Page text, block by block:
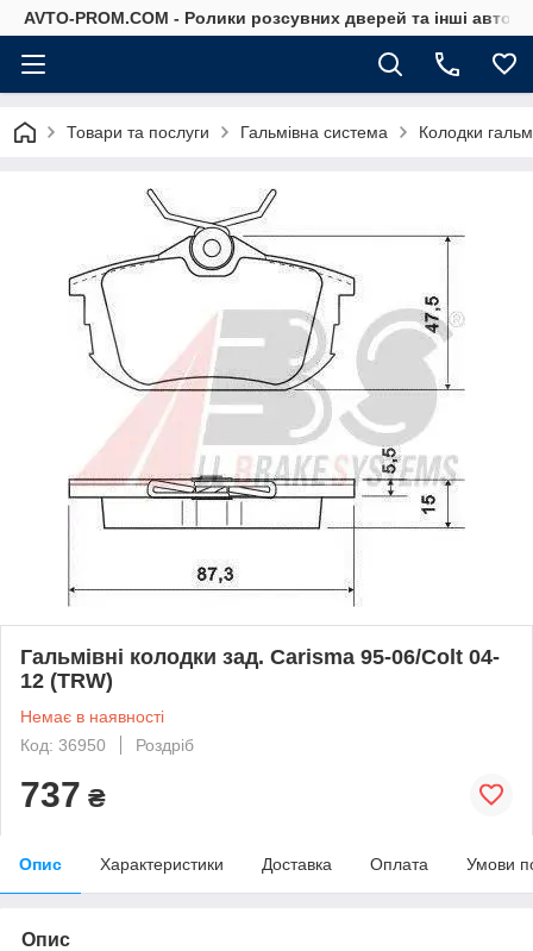
AVTO-PROM.COM - Ролики розсувних дверей та інші
Товари та послуги Гальмівна система Колодки
Гальмівні колодки зад. Carisma 95-06/Colt 04-
12 (TRW)
Немає в наявності
Код: 36950
Роздріб
737 ₴
Опис Характеристики Доставка Оплата Умови
Опис